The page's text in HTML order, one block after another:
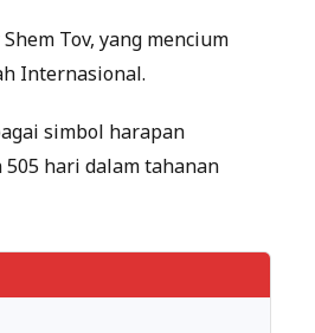
Tov, yang mencium
Internasional.
simbol harapan
505 hari dalam tahanan